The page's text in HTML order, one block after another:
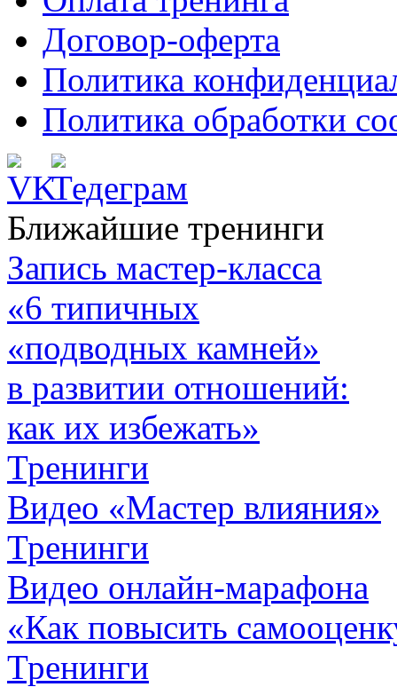
Договор-оферта
Политика
Политика обработки
Ближайшие тренинги
Запись мастер-класса
«6 типичных
«подводных камней»
в развитии отношений:
как их избежать»
Тренинги
Видео «Мастер влияния»
Тренинги
Видео онлайн-марафона
«Как повысить
Тренинги